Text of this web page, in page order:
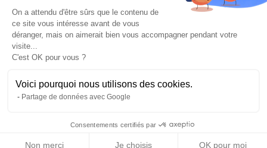
À L'HORIZON 2025
©2026 Plusse. Tous droits réservés.
Mentions légales & CGUPolitique de confidentialité
On a attendu d'être sûrs que le contenu de
ce site vous intéresse avant de vous
déranger, mais on aimerait bien vous accompagner pendant votre
visite...
C'est OK pour vous ?
Voici pourquoi nous utilisons des cookies.
Partage de données avec Google
Consentements certifiés par
Non merci Je choisis OK pour moi